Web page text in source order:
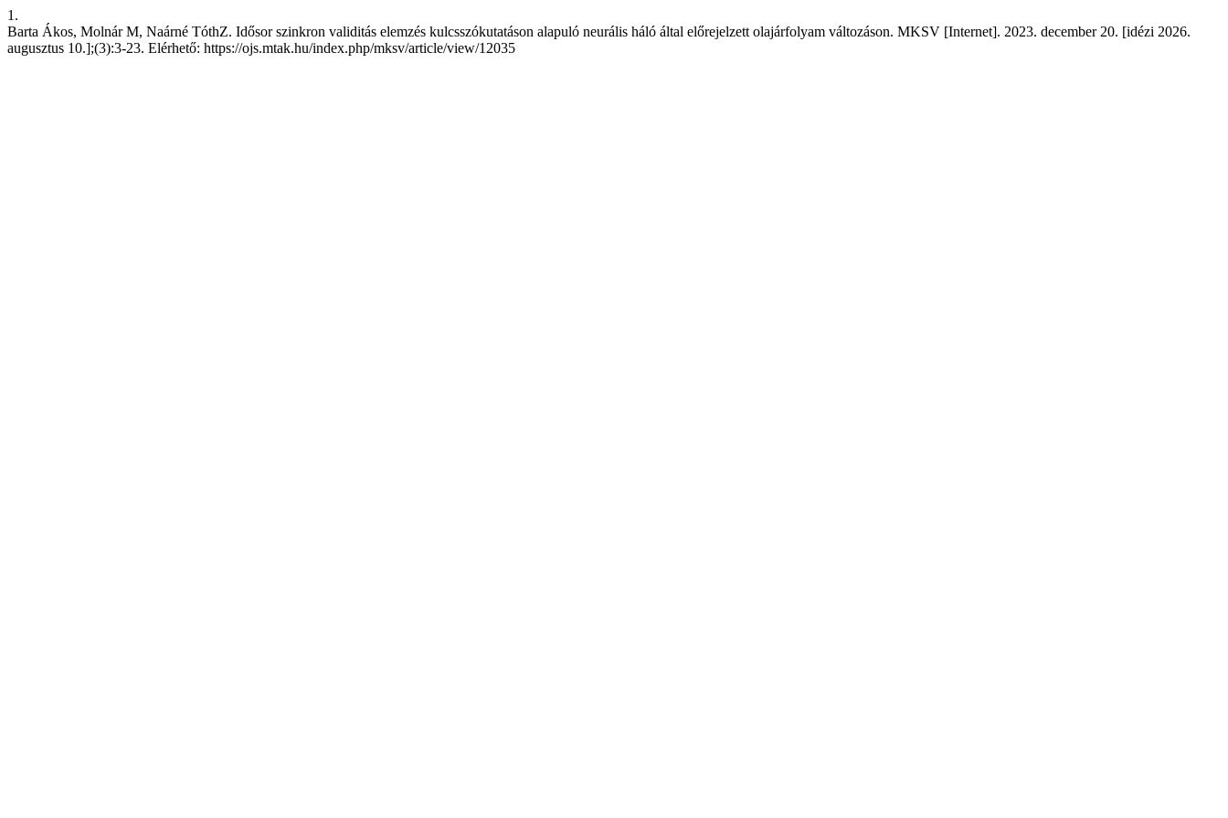
1.
Barta Ákos, Molnár M, Naárné TóthZ. Idősor szinkron validitás elemzés kulcsszókutatáson alapuló neurális háló által előrejelzett olajárfolyam változáson. MKSV [Internet]. 2023. december 20. [idézi 2026.
augusztus 10.];(3):3-23. Elérhető: https://ojs.mtak.hu/index.php/mksv/article/view/12035